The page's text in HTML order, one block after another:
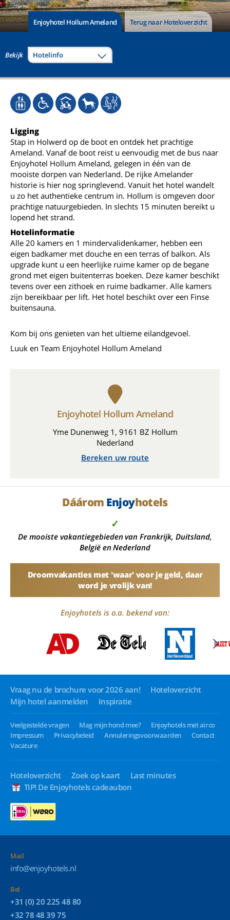
Enjoyhotel Hollum Ameland Terug naar Hoteloverzicht
Bekijk Hotelinfo
Ligging
Stap in Holwerd op de boot en ontdek het prachtige
Ameland. Vanaf de boot reist u eenvoudig met de bus naar
Enjoyhotel Hollum Ameland, gelegen in één van de
mooiste dorpen van Nederland. De rijke Amelander
historie is hier nog springlevend. Vanuit het hotel wandelt
u zo het authentieke centrum in. Hollum is omgeven door
prachtige natuurgebieden. In slechts 15 minuten bereikt u
lopend het strand.
Hotelinformatie
Alle 20 kamers en 1 mindervalidenkamer, hebben een
eigen badkamer met douche en een terras of balkon. Als
upgrade kunt u een heerlijke ruime kamer op de begane
grond met eigen buitenterras boeken. Deze kamer beschikt
tevens over een zithoek en ruime badkamer. Alle kamers
zijn bereikbaar per lift. Het hotel beschikt over een Finse
buitensauna.
Kom bij ons genieten van het ultieme eilandgevoel.
Luuk en Team Enjoyhotel Hollum Ameland
Enjoyhotel Hollum Ameland
Yme Dunenweg 1, 9161 BZ Hollum
Nederland
Bereken uw route
Dáárom Enjoyhotels
✓
De mooiste vakantiegebieden van Frankrijk, Duitsland,
België en Nederland
Droomvakanties met 'waar' voor je geld, daar
word je vrolijk van!
Enjoyhotels is o.a. bekend van:
Vraag nu de brochure voor 2026 aan!
Hoteloverzicht
Mijn hotel aanmelden
Inspiratie
Veelgestelde vragen Mag mijn hond mee?
Enjoyhotels met airco
Impressum
Privacybeleid Annuleringsvoorwaarden
Contact
Vacature
Hoteloverzicht Zoek op kaart
Last minutes
TIP! De Enjoyhotels cadeaubon
Mail
info@enjoyhotels.nl
Bel
+31 (0) 20 225 48 80
+32 78 48 39 75